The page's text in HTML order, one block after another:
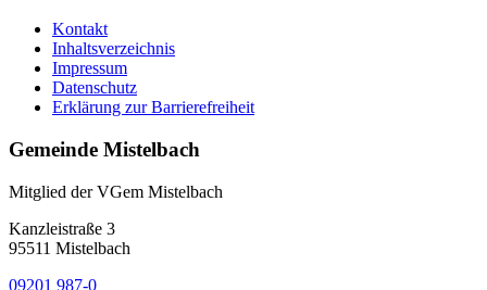
Kontakt
Inhaltsverzeichnis
Impressum
Datenschutz
Erklärung zur Barrierefreiheit
Gemeinde Mistelbach
Mitglied der VGem Mistelbach
Kanzleistraße 3
95511 Mistelbach
09201 987-0